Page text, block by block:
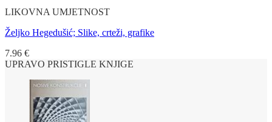
LIKOVNA UMJETNOST
Željko Hegedušić; Slike, crteži, grafike
7.96 €
UPRAVO PRISTIGLE KNJIGE